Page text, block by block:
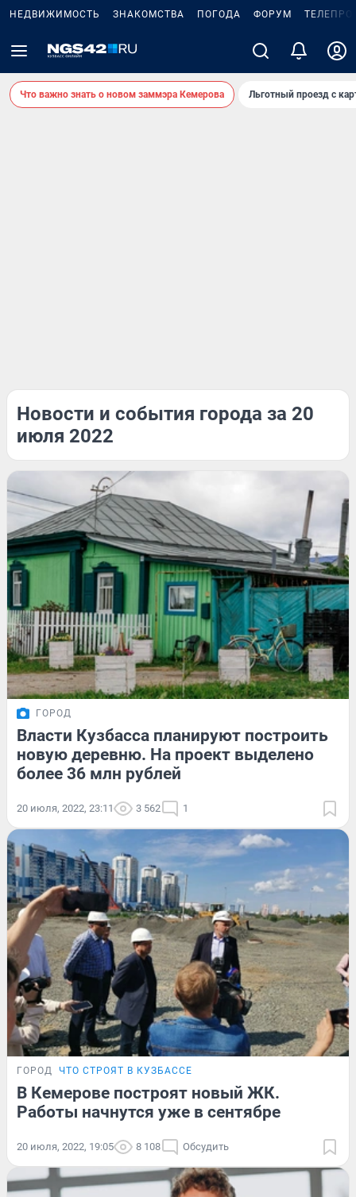
НЕДВИЖИМОСТЬ ЗНАКОМСТВА ПОГОДА ФОРУМ
Что важно знать о новом заммэра Кемерова Льготный проезд с
Новости и события города за 20
июля 2022
ГОРОД
Власти Кузбасса планируют построить
новую деревню. На проект выделено
более 36 млн рублей
20 июля, 2022, 23:11 3 562 1
ГОРОД ЧТО СТРОЯТ В КУЗБАССЕ
В Кемерове построят новый ЖК.
Работы начнутся уже в сентябре
20 июля, 2022, 19:05 8 108 Обсудить